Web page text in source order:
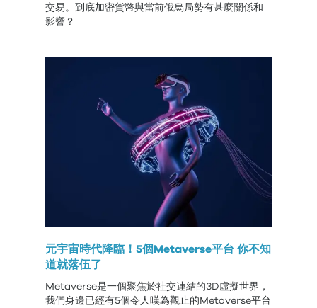
交易。到底加密貨幣與當前俄烏局勢有甚麼關係和
影響？
元宇宙時代降臨！5個Metaverse平台 你不知
道就落伍了
Metaverse是一個聚焦於社交連結的3D虛擬世界，
我們身邊已經有5個令人嘆為觀止的Metaverse平台